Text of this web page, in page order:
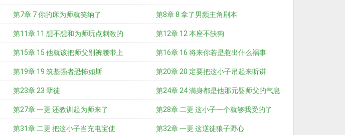
第7章 7 你的床为师就笑纳了 第8章 8 拿了男频主角剧本
第11章 11 想不想和为师玩点刺激的 第12章 12 本座不缺狗
第15章 15 他就该把师父别裤腰带上 第16章 16 将来你若是惹出什么祸事
第19章 19 筑基强者恐怖如斯 第20章 20 定要把这小子吊起来听讲
第23章 23 孽徒 第24章 24 满身都是他那元婴师父的气息
第27章 一更 还教训起为师来了 第28章 二更 这小子一个就够我受的了
第31章 二更 把这小子当充电宝使 第32章 一更 这逆徒狼子野心